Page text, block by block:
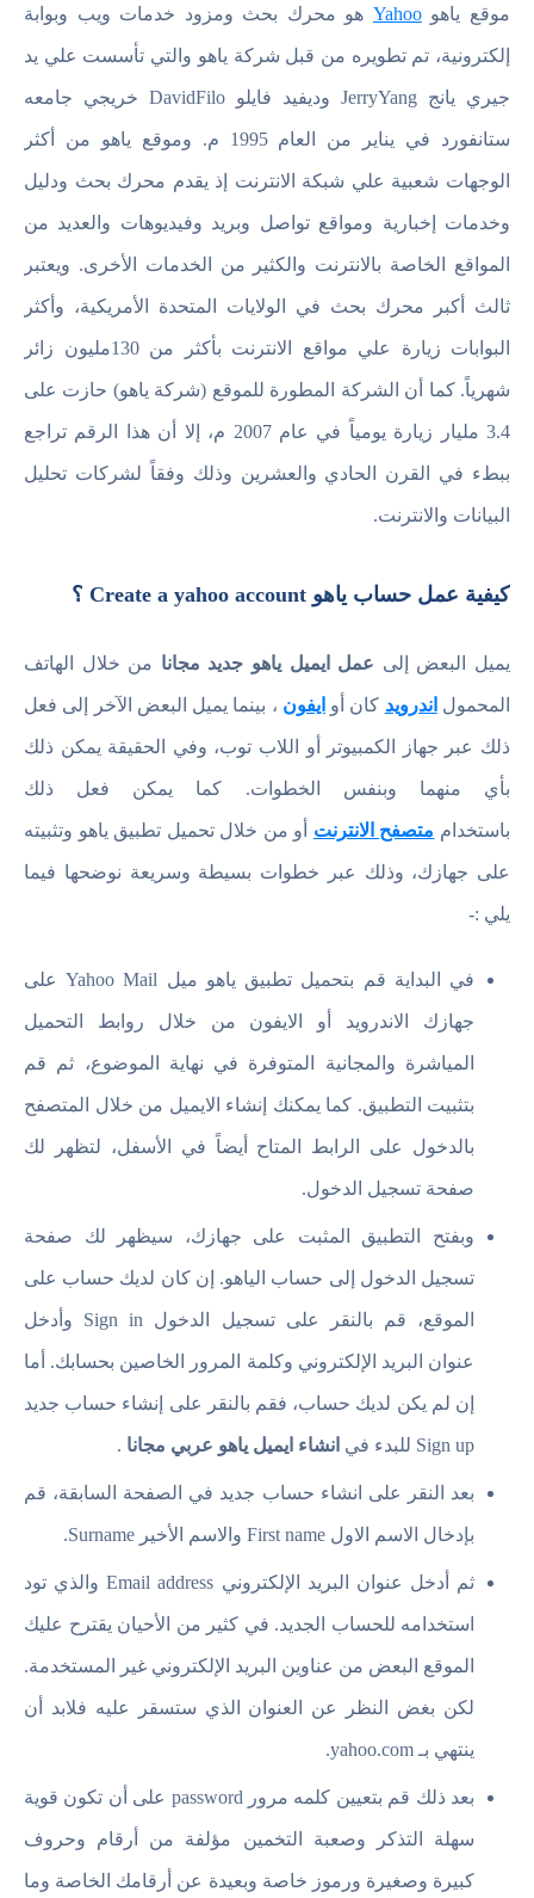
موقع ياهوYahoo هو محرك بحث ومزود خدمات ويب وبوابة
إلكترونية، تم تطويره من قبل شركة ياهو والتي تأسست علي يد
جيري يانج JerryYang وديفيد فايلو DavidFilo خريجي جامعه
ستانفورد في يناير من العام 1995 م. وموقع ياهو من أكثر
الوجهات شعبية علي شبكة الانترنت إذ يقدم محرك بحث ودليل
وخدمات إخبارية ومواقع تواصل وبريد وفيديوهات والعديد من
المواقع الخاصة بالانترنت والكثير من الخدمات الأخرى. ويعتبر
ثالث أكبر محرك بحث في الولايات المتحدة الأمريكية، وأكثر
البوابات زيارة علي مواقع الانترنت بأكثر من 130مليون زائر
شهرياً. كما أن الشركة المطورة للموقع (شركة ياهو) حازت على
3.4 مليار زيارة يومياً في عام 2007 م، إلا أن هذا الرقم تراجع
ببطء في القرن الحادي والعشرين وذلك وفقاً لشركات تحليل
البيانات والانترنت.
كيفية عمل حساب ياهو Create a yahoo account ؟
يميل البعض إلى عمل ايميل ياهو جديد مجانا من خلال الهاتف
المحمول اندرويد كان أو ايفون ، بينما يميل البعض الآخر إلى فعل
ذلك عبر جهاز الكمبيوتر أو اللاب توب، وفي الحقيقة يمكن ذلك
بأي منهما وبنفس الخطوات. كما يمكن فعل ذلك
باستخدام متصفح الانترنت أو من خلال تحميل تطبيق ياهو وتثبيته
على جهازك، وذلك عبر خطوات بسيطة وسريعة نوضحها فيما
يلي :-
في البداية قم بتحميل تطبيق ياهو ميل Yahoo Mail على
جهازك الاندرويد أو الايفون من خلال روابط التحميل
المياشرة والمجانية المتوفرة في نهاية الموضوع، ثم قم
بتثبيت التطبيق. كما يمكنك إنشاء الايميل من خلال المتصفح
بالدخول على الرابط المتاح أيضاً في الأسفل، لتظهر لك
صفحة تسجيل الدخول.
وبفتح التطبيق المثبت على جهازك، سيظهر لك صفحة
تسجيل الدخول إلى حساب الياهو. إن كان لديك حساب على
الموقع، قم بالنقر على تسجيل الدخول Sign in وأدخل
عنوان البريد الإلكتروني وكلمة المرور الخاصين بحسابك. أما
إن لم يكن لديك حساب، فقم بالنقر على إنشاء حساب جديد
Sign up للبدء في انشاء ايميل ياهو عربي مجانا .
بعد النقر على انشاء حساب جديد في الصفحة السابقة، قم
بإدخال الاسم الاول First name والاسم الأخير Surname.
ثم أدخل عنوان البريد الإلكتروني Email address والذي تود
استخدامه للحساب الجديد. في كثير من الأحيان يقترح عليك
الموقع البعض من عناوين البريد الإلكتروني غير المستخدمة.
لكن بغض النظر عن العنوان الذي ستسقر عليه فلابد أن
ينتهي بـ yahoo.com.
بعد ذلك قم بتعيين كلمه مرور password على أن تكون قوية
سهلة التذكر وصعبة التخمين مؤلفة من أرقام وحروف
كبيرة وصغيرة ورموز خاصة وبعيدة عن أرقامك الخاصة وما